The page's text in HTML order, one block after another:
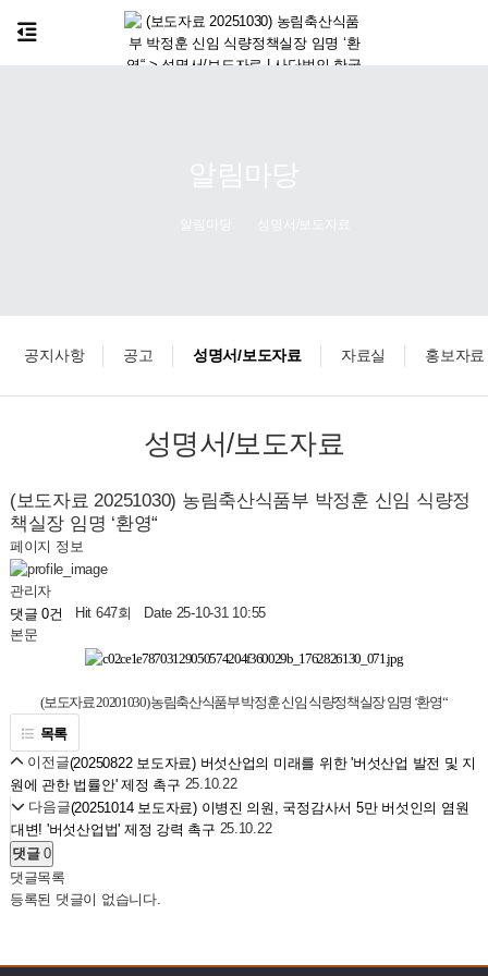
공지사항 공고 성명서/보도자료 자료실 홍보자료
성명서/보도자료
(보도자료 20251030) 농림축산식품부 박정훈 신임 식량정
책실장 임명 ‘환영“
페이지 정보
관리자
댓글 0건
Hit 647회
Date 25-10-31 10:55
본문
(보도자료 20201030) 농림축산식품부 박정훈 신임 식량정책실장 임명 ‘환영“
목록
이전글(20250822 보도자료) 버섯산업의 미래를 위한 '버섯산업 발전 및 지
원에 관한 법률안' 제정 촉구 25.10.22
다음글(20251014 보도자료) 이병진 의원, 국정감사서 5만 버섯인의 염원
대변! '버섯산업법' 제정 강력 촉구 25.10.22
댓글0
댓글목록
등록된 댓글이 없습니다.